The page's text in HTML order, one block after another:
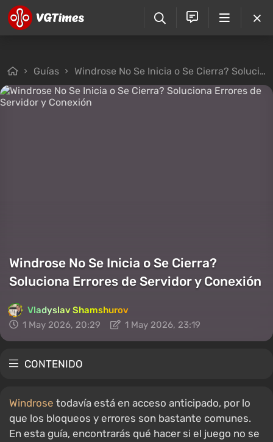
Guías Windrose No Se Inicia o Se Cierra? Soluciona Errores de Servidor y Conexión
Windrose No Se Inicia o Se Cierra?
Soluciona Errores de Servidor y Conexión
Vladyslav Shamshurov
1 May 2026, 20:29
1 May 2026, 23:19
CONTENIDO
Windrose todavía está en acceso anticipado, por lo
que los bloqueos y errores son bastante comunes.
En esta guía, encontrarás qué hacer si el juego no se